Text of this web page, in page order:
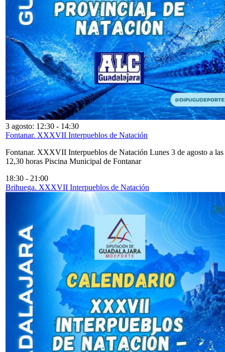
3 agosto: 12:30 - 14:30
Fontanar. XXXVII Interpueblos de Natación
Fontanar. XXXVII Interpueblos de Natación Lunes 3 de agosto a las
12,30 horas Piscina Municipal de Fontanar
18:30 - 21:00
Brihuega. XXXVII Interpueblos de Natación